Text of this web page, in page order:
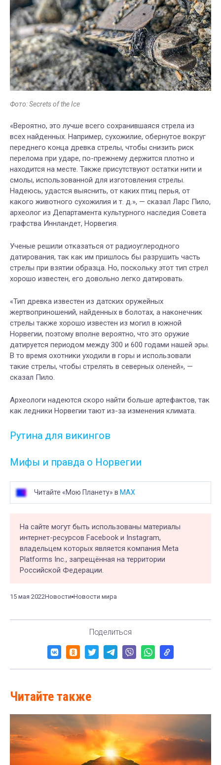
Фото: Secrets of the Ice
«Вероятно, это лучше всего сохранившаяся стрела из
всех найденных. Например, сухожилие, обернутое вокруг
переднего конца древка стрелы, чтобы снизить риск
перелома при ударе, по-прежнему держится плотно и
находится на месте. Также присутствуют остатки нити и
смолы, использованной для изготовления стрелы.
Надеюсь, удастся выяснить, от каких птиц перья, от
какого животного сухожилия и т. д.», — сказал Ларс Пило,
археолог из Департамента культурного наследия Совета
графства Иннландет, Норвегия.
Ученые решили отказаться от радиоуглеродного
датирования, так как им пришлось бы разрушить часть
стрелы при взятии образца. Но, поскольку этот тип стрел
хорошо известен, его довольно легко датировать.
«Тип древка известен из датских оружейных
жертвоприношений, найденных в болотах, а наконечник
стрелы также хорошо известен из могил в южной
Норвегии, поэтому вполне вероятно, что это оружие
датируется периодом между 300 и 600 годами нашей эры.
В то время охотники уходили в горы и использовали
такие стрелы, чтобы стрелять в северных оленей», —
сказал Пило.
Археологи надеются скоро найти больше артефактов, так
как ледники Норвегии тают из-за изменения климата.
Рутина для викингов
Мифы и правда о Норвегии
Читайте «Мою Планету» в MAX
На сайте могут быть использованы материалы
интернет-ресурсов Facebook и Instagram,
владельцем которых является компания Meta
Platforms Inc., запрещённая на территории
Российской Федерации.
15 мая 2022Новости Новости мира
Поделиться
Читайте также